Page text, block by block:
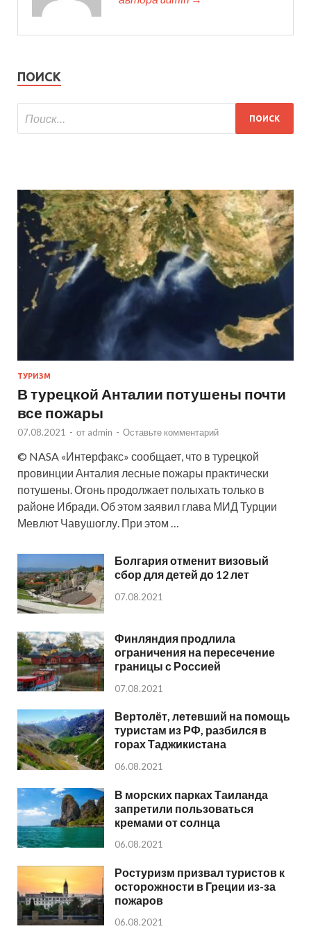
ПОИСК
ТУРИЗМ
В турецкой Анталии потушены почти
все пожары
07.08.2021 - от admin - Оставьте комментарий
© NASA «Интерфакс» сообщает, что в турецкой
провинции Анталия лесные пожары практически
потушены. Огонь продолжает полыхать только в
районе Ибради. Об этом заявил глава МИД Турции
Мевлют Чавушоглу. При этом …
Болгария отменит визовый
сбор для детей до 12 лет
07.08.2021
Финляндия продлила
ограничения на пересечение
границы с Россией
07.08.2021
Вертолёт, летевший на помощь
туристам из РФ, разбился в
горах Таджикистана
06.08.2021
В морских парках Таиланда
запретили пользоваться
кремами от солнца
06.08.2021
Ростуризм призвал туристов к
осторожности в Греции из-за
пожаров
06.08.2021